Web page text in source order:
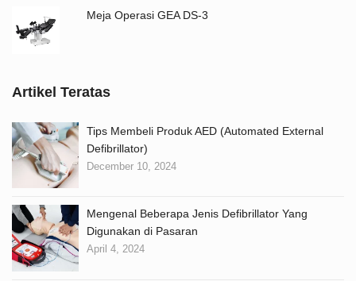
Meja Operasi GEA DS-3
Artikel Teratas
Tips Membeli Produk AED (Automated External
Defibrillator)
December 10, 2024
Mengenal Beberapa Jenis Defibrillator Yang
Digunakan di Pasaran
April 4, 2024